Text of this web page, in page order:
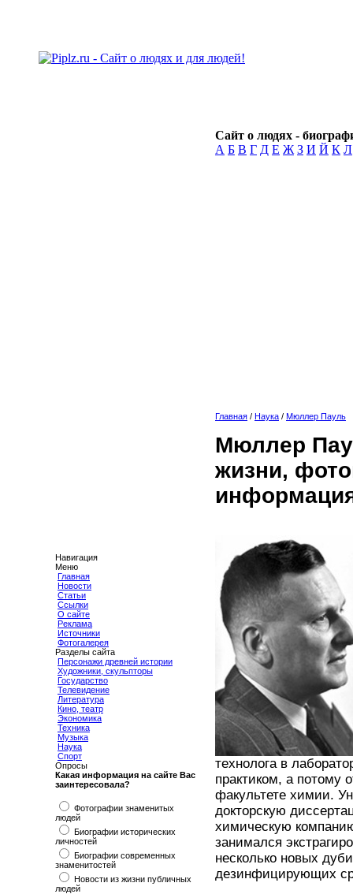
Сайт о людях -
А Б В Г Д Е Ж З И Й К Л
Навигация
Меню
Главная
Новости
Статьи
Ссылки
О сайте
Реклама
Источники
Фотогалерея
Разделы сайта
Персонажи древней истории
Художники, скульпторы
Государство
Телевидение
Литература
Кино, театр
Экономика
Техника
Музыка
Наука
Спорт
Опросы
Какая информация на сайте Вас
заинтересовала?
Фотографии знаменитых
людей
Биографии исторических
личностей
Биографии современных
знаменитостей
Новости из жизни публичных
людей
Главная / Наука / Мюллер Пауль
Мюллер
жизни,
технолога в
практиком, а потому
факультете химии.
докторскую
химическую
занимался
несколько новых
дезинфицирующих